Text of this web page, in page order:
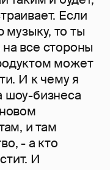
Если
то ты
все стороны
может
И к чему я
шоу-бизнеса
и там
- а кто
И